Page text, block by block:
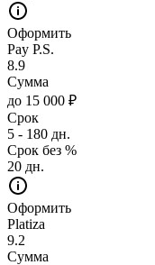
Оформить
Pay P.S.
8.9
Сумма
до 15 000 ₽
Срок
5 - 180 дн.
Срок без %
20 дн.
Оформить
Platiza
9.2
Сумма